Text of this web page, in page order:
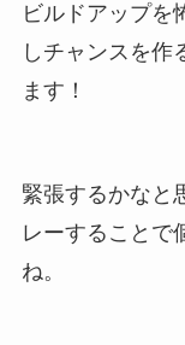
ビルドアップを
しチャンスを作
ます！
緊張するかなと
レーすることで
ね。